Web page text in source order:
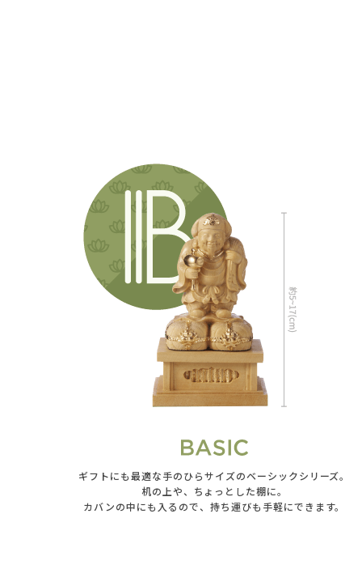
ギフトにも最適な手のひらサイズのベーシックシリーズ。
机の上や、ちょっとした棚に。
カバンの中にも入るので、持ち運びも手軽にできます。